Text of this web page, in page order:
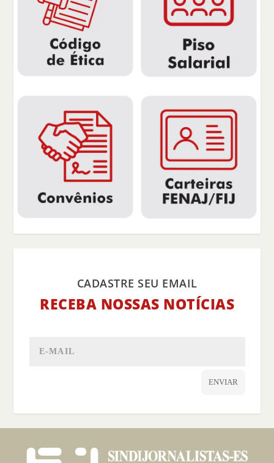
CADASTRE SEU EMAIL
RECEBA NOSSAS NOTÍCIAS
ENVIAR